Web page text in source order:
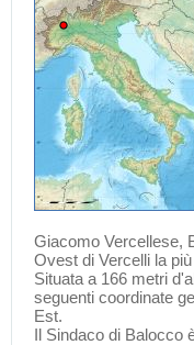
Giacomo Vercellese,
Ovest di Vercelli la
Situata a 166 metri
seguenti coordinate
Est.
Il Sindaco di Balocco